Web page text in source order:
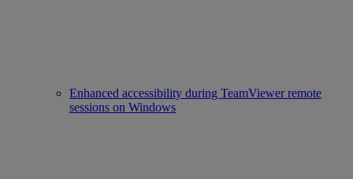
Enhanced accessibility during TeamViewer remote
sessions on Windows